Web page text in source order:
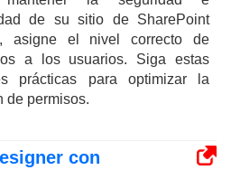
de su sitio de SharePoint
asigne el nivel correcto de
a los usuarios. Siga estas
prácticas para optimizar la
de permisos.
con